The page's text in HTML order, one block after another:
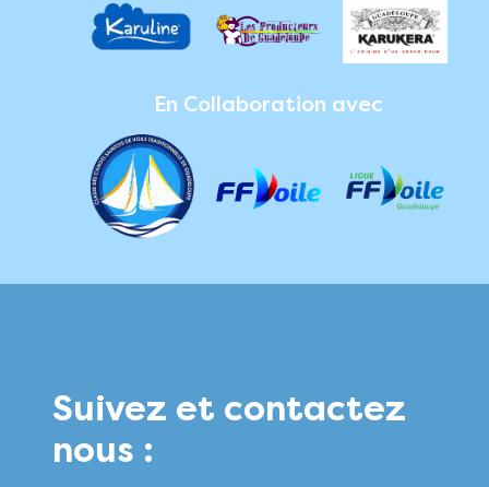
En Collaboration avec
Suivez et contactez
nous :